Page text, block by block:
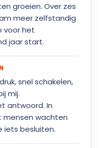
groeien. Over zes
meer zelfstandig
voor het
jaar start.
snel schakelen,
mij.
antwoord. In
mensen wachten
iets besluiten.